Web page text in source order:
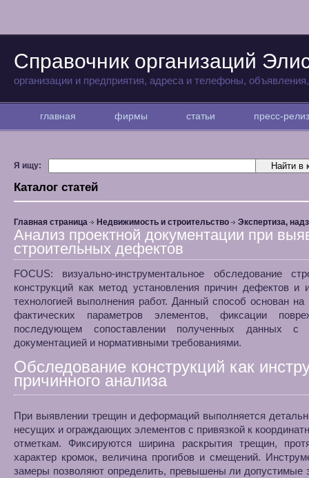
Справочник организаций
организации и предприятия, адреса и телефоны,
главная фирмы статьи пресс-
Я ищу:
Каталог статей
Главная страница Недвижимость и строительство Экспертиза,
Анализ проектной документации при
строительных дефектов
FOCUS: визуально-инструментальное обследование
конструкций как метод установления причин дефектов и
технологией выполнения работ. Данный способ основан на
фактических параметров элементов, фиксации
последующем сопоставлении полученных данных с
документацией и нормативными требованиями.
Обследование конструкций как
причинного анализа
При выявлении трещин и деформаций выполняется
несущих и ограждающих элементов с привязкой к
отметкам. Фиксируются ширина раскрытия трещин,
характер кромок, величина прогибов и смещений.
замеры позволяют определить, превышены ли допустимые